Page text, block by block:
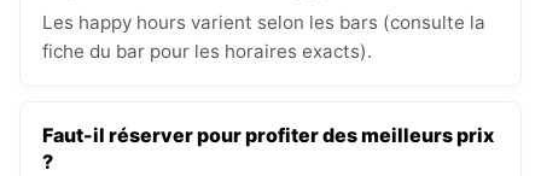
Les happy hours varient selon les bars (consulte la
fiche du bar pour les horaires exacts).
Faut-il réserver pour profiter des meilleurs prix
?